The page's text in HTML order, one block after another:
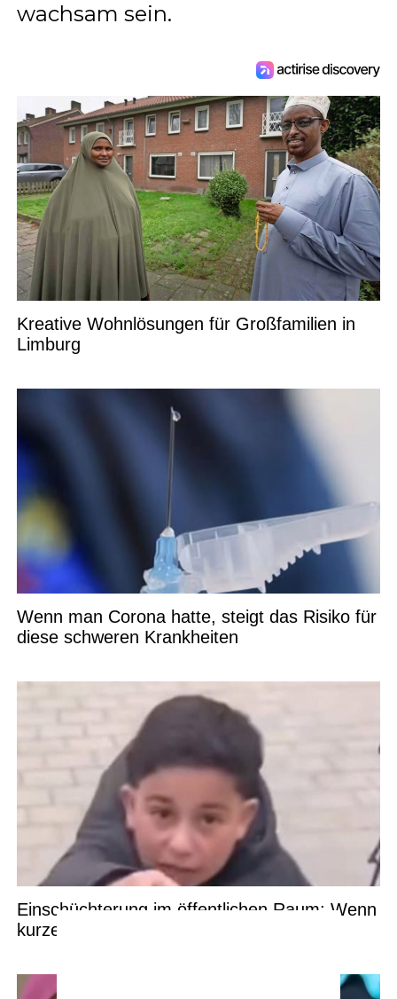
wachsam sein.
Kreative Wohnlösungen für Großfamilien in
Limburg
Wenn man Corona hatte, steigt das Risiko für
diese schweren Krankheiten
Einschüchterung im öffentlichen Raum: Wenn
kurze Videos große Debatten auslösen